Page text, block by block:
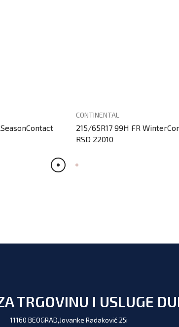
CONTINENTAL
215/65R17 99H FR
RSD 22010
TRGOVINU I USLUGE
11160 BEOGRAD,Jovanke Radaković 25i